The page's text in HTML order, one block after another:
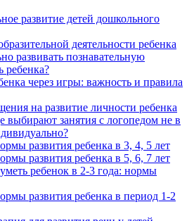
развитие детей дошкольного
деятельности ребенка
развивать познавательную
ребенка?
через игры: важность и правила
на развитие личности ребенка
выбирают занятия с логопедом не в
развития ребенка в 3, 4, 5 лет
развития ребенка в 5, 6, 7 лет
ребенок в 2-3 года: нормы
развития ребенка в период 1-2